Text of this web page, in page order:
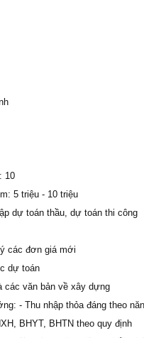
10
5 triệu - 10 triệu
dự toán thầu, dự toán thi công
các đơn giá mới
dự toán
các văn bản về xây dựng
- Thu nhập thỏa đáng theo
BHYT, BHTN theo quy định